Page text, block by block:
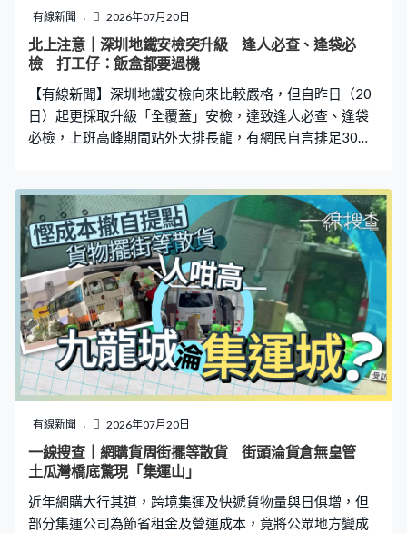
15、23、24、25、36、39、42、45及47近十期沒有攪
出。
有線新聞 2026年07月20日
北上注意｜深圳地鐵安檢突升級 逢人必查、逢袋必
檢 打工仔：飯盒都要過機
【有線新聞】深圳地鐵安檢向來比較嚴格，但自昨日（20
日）起更採取升級「全覆蓋」安檢，達致逢人必查、逢袋
必檢，上班高峰期間站外大排長龍，有網民自言排足30分
布的微轉貼文，是「注意！暑運到，安檢模式有調
整！」，稱為全方位保障乘客出行安全，自20日起將實現
進站安檢全覆蓋，所有隨身行李物品，須通過安檢機完成
過機查驗；每位乘客進站時，須配合安檢人員使用手持安
檢設備，接受人身安全檢查。 深圳地鐵又「溫馨提醒」，
呼籲公眾出行前請合理規劃行程路線，提前預留充足的進
站時間，避免耽誤工作與出行安排；進站乘車時，請大家
自覺有序排隊，主動配合安檢工作，共同維護順暢高效的
乘車秩序。 人龍長至不見尾 網民：要不要看看多離譜 上
班高峰期間，不少深圳網民都上傳現場排隊照片，可見人
龍長至不見尾，「懂什麼是上班高峰期嗎！！上百人排
隊！就過一個機子！」、「五六個安檢人員在那只負責叫
喚！」、「沒有這個能力就不要做，踩踏誰負責？」、
麻煩啊？」、「7.50到地鐵口8.22才坐上
有線新聞 2026年07月20日
一線搜查｜網購貨周街擺等散貨 街頭淪貨倉無皇管
土瓜灣橋底驚現「集運山」
近年網購大行其道，跨境集運及快遞貨物量與日俱增，但
部分集運公司為節省租金及營運成本，竟將公眾地方變成